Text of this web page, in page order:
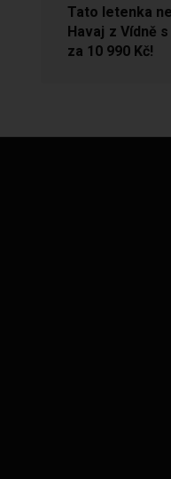
Tato letenka
Havaj z Vídně
za 10 990 Kč!